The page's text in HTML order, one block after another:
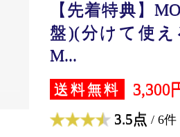
【先着特典】
盤)(分けて使え
M...
送料無料 3,300
3.5点 / 6件